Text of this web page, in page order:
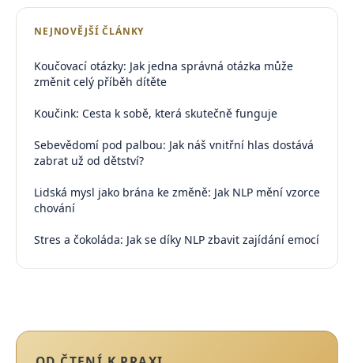
NEJNOVĚJŠÍ ČLÁNKY
Koučovací otázky: Jak jedna správná otázka může
změnit celý příběh dítěte
Koučink: Cesta k sobě, která skutečně funguje
Sebevědomí pod palbou: Jak náš vnitřní hlas dostává
zabrat už od dětství?
Lidská mysl jako brána ke změně: Jak NLP mění vzorce
chování
Stres a čokoláda: Jak se díky NLP zbavit zajídání emocí